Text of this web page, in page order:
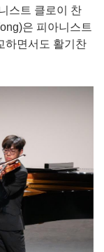
스트 클로이 찬
은 피아니스트
하면서도 활기찬